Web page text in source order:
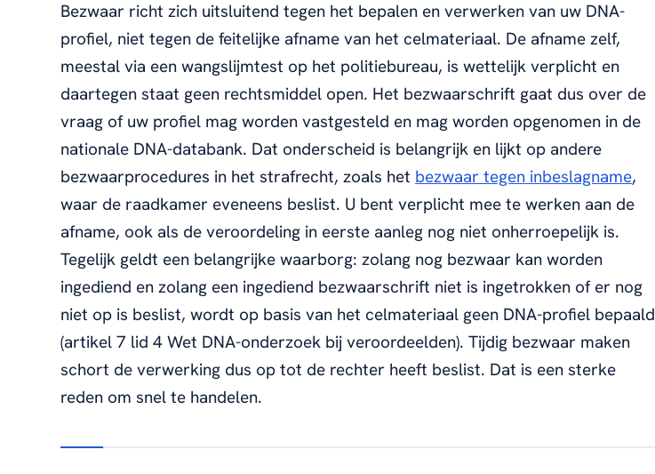
Bezwaar richt zich uitsluitend tegen het bepalen en verwerken van uw DNA-
profiel, niet tegen de feitelijke afname van het celmateriaal. De afname zelf,
meestal via een wangslijmtest op het politiebureau, is wettelijk verplicht en
daartegen staat geen rechtsmiddel open. Het bezwaarschrift gaat dus over de
vraag of uw profiel mag worden vastgesteld en mag worden opgenomen in de
nationale DNA-databank. Dat onderscheid is belangrijk en lijkt op andere
bezwaarprocedures in het strafrecht, zoals het bezwaar tegen inbeslagname,
waar de raadkamer eveneens beslist. U bent verplicht mee te werken aan de
afname, ook als de veroordeling in eerste aanleg nog niet onherroepelijk is.
Tegelijk geldt een belangrijke waarborg: zolang nog bezwaar kan worden
ingediend en zolang een ingediend bezwaarschrift niet is ingetrokken of er nog
niet op is beslist, wordt op basis van het celmateriaal geen DNA-profiel bepaald
(artikel 7 lid 4 Wet DNA-onderzoek bij veroordeelden). Tijdig bezwaar maken
schort de verwerking dus op tot de rechter heeft beslist. Dat is een sterke
reden om snel te handelen.